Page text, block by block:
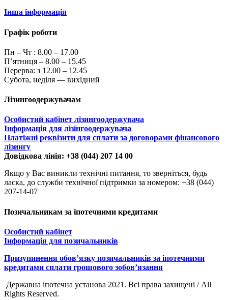
Інша інформація
Графік роботи
Пн – Чт : 8.00 – 17.00
П’ятниця – 8.00 – 15.45
Перерва: з 12.00 – 12.45
Субота, неділя — вихідний
Лізингоодержувачам
Особистий кабінет лізингоодержувача
Інформація для лізінгоодержувача
Платіжні реквізити для сплати за договорами фінансового
лізингу
Довідкова лінія: +38 (044) 207 14 00
Якщо у Вас виникли технічні питання, то зверніться, будь
ласка, до служби технічної підтримки за номером: +38 (044)
207-14-07
Позичальникам за іпотечними кредитами
Особистий кабінет
Інформація для позичальників
Призупинення обов’язку позичальників за іпотечними
кредитами сплати грошового зобов’язання
Державна іпотечна установа 2021. Всі права захищені / All
Rights Reserved.